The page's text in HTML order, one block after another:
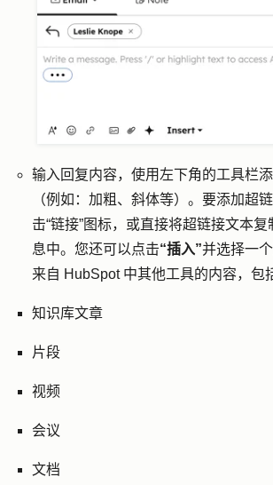
输入回复内容，使用左下角的工具栏
（例如：加粗、斜体等）。要添加超
击“链接”图标，或直接将超链接文本复
息中。您还可以点击“插入”并选择一
来自 HubSpot 中其他工具的内容，包
知识库文章
片段
视频
会议
文档